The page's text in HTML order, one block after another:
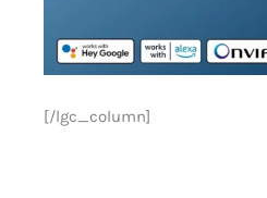
[/lgc_column]